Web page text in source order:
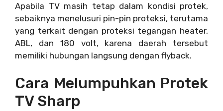
Apabila TV masih tetap dalam kondisi protek,
sebaiknya menelusuri pin-pin proteksi, terutama
yang terkait dengan proteksi tegangan heater,
ABL, dan 180 volt, karena daerah tersebut
memiliki hubungan langsung dengan flyback.
Cara Melumpuhkan Protek
TV Sharp